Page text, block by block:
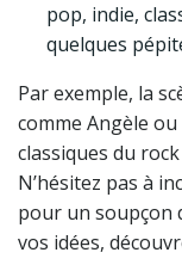
pop, indie,
quelques
Par exemple, la
comme Angèle
classiques du
N’hésitez pas à
pour un soupçon
vos idées,